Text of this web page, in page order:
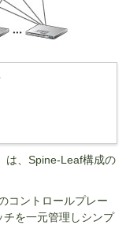
は、Spine-Leaf構成の
コントロールプレー
を一元管理しシンプ